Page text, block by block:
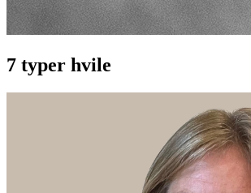
7 typer hvile